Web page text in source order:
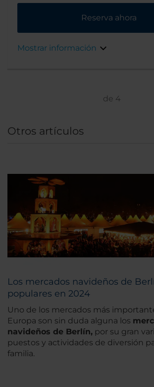
parque y, más adelante, en la
algunas cafeterías y cervecerías al
Reserva ahora
Mostrar información
de 4
Otros artículos
Los mercados navideños de
populares en 2024
Uno de los mercados más
Europa son sin duda alguna los
navideños de Berlín, por su gran
puestos y actividades de diversión
familia.